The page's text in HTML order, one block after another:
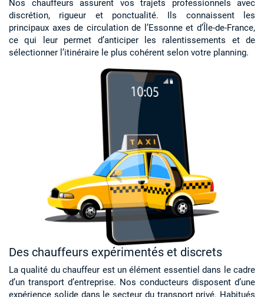
Nos chauffeurs assurent vos trajets professionnels avec
discrétion, rigueur et ponctualité. Ils connaissent les
principaux axes de circulation de l’Essonne et d’Île-de-France,
ce qui leur permet d’anticiper les ralentissements et de
sélectionner l’itinéraire le plus cohérent selon votre planning.
Des chauffeurs expérimentés et discrets
La qualité du chauffeur est un élément essentiel dans le cadre
d’un transport d’entreprise. Nos conducteurs disposent d’une
expérience solide dans le secteur du transport privé. Habitués